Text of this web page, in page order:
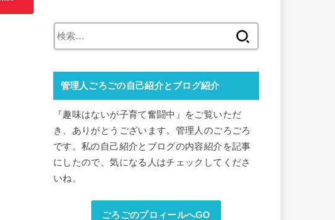
索
管理人ごろごの自己紹介とブログ紹介
『趣味はないが子育て奮闘中』をご覧いただ
き、ありがとうございます。管理人のごろごろ
です。私の自己紹介とブログの内容紹介を記事
にしたので、気になる人はチェックしてくださ
いね。
ごろごのプロィールへGO